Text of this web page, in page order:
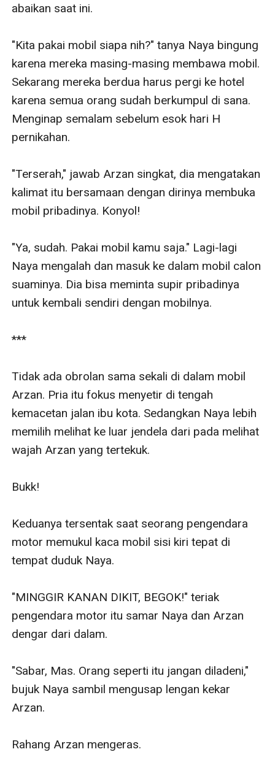
abaikan saat ini.
"Kita pakai mobil siapa nih?" tanya Naya bingung
karena mereka masing-masing membawa mobil.
Sekarang mereka berdua harus pergi ke hotel
karena semua orang sudah berkumpul di sana.
Menginap semalam sebelum esok hari H
pernikahan.
"Terserah," jawab Arzan singkat, dia mengatakan
kalimat itu bersamaan dengan dirinya membuka
mobil pribadinya. Konyol!
"Ya, sudah. Pakai mobil kamu saja." Lagi-lagi
Naya mengalah dan masuk ke dalam mobil calon
suaminya. Dia bisa meminta supir pribadinya
untuk kembali sendiri dengan mobilnya.
***
Tidak ada obrolan sama sekali di dalam mobil
Arzan. Pria itu fokus menyetir di tengah
kemacetan jalan ibu kota. Sedangkan Naya lebih
memilih melihat ke luar jendela dari pada melihat
wajah Arzan yang tertekuk.
Bukk!
Keduanya tersentak saat seorang pengendara
motor memukul kaca mobil sisi kiri tepat di
tempat duduk Naya.
"MINGGIR KANAN DIKIT, BEGOK!" teriak
pengendara motor itu samar Naya dan Arzan
dengar dari dalam.
"Sabar, Mas. Orang seperti itu jangan diladeni,"
bujuk Naya sambil mengusap lengan kekar
Arzan.
Rahang Arzan mengeras.